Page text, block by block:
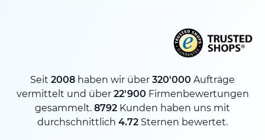
Seit 2008 haben wir über 320'000 Aufträge
vermittelt und über 22'900 Firmenbewertungen
gesammelt. 8792 Kunden haben uns mit
durchschnittlich 4.72 Sternen bewertet.